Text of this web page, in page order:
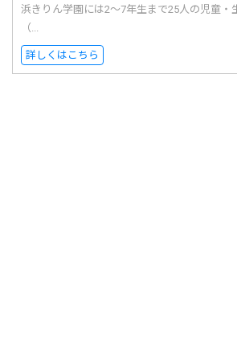
浜きりん学園には2〜7年生まで25人の児童・
（...
詳しくはこちら